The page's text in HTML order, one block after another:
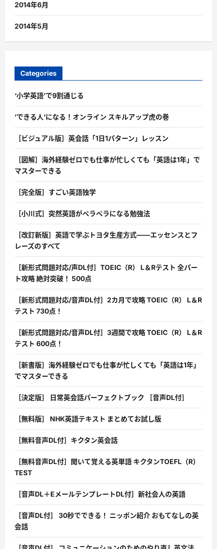
2014年6月
2014年5月
Categories
‘小学英語’で9割通じる
’できる人’になる！オンライン スキルアップ虎の巻
［ビジュアル版］英会話「1日1パターン」レッスン
［図解］海外経験ゼロでも仕事が忙しくても「英語は1年」で
マスターできる
［完全版］すごい英語独学
［小川式］突然英語がペラペラになる勉強法
［改訂新版］英語で学ぶトヨタ生産方式――エッセンスとフ
レーズのすべて
［新形式問題対応/声DL付］TOEIC（R） L＆Rテスト 全パー
ト攻略 絶対突破！ 500点
［新形式問題対応/音声DL付］2カ月で攻略 TOEIC（R） L＆R
テスト 730点！
［新形式問題対応/音声DL付］3週間で攻略 TOEIC（R） L＆R
テスト 600点！
［新書版］海外経験ゼロでも仕事が忙しくても「英語は1年」
でマスターできる
［決定版］ 日常英会話パーフェクトブック ［音声DL付］
［無料版］ NHK英語テキスト まとめてお試し版
［無料音声DL付］キクタン英会話
［無料音声DL付］聞いて覚える英単語 キクタンTOEFL（R）
TEST
［音声DL＋EメールテンプレートDL付］新社会人の英語
［音声DL付］ 30秒でできる！ ニッポン紹介 おもてなしの英
会話